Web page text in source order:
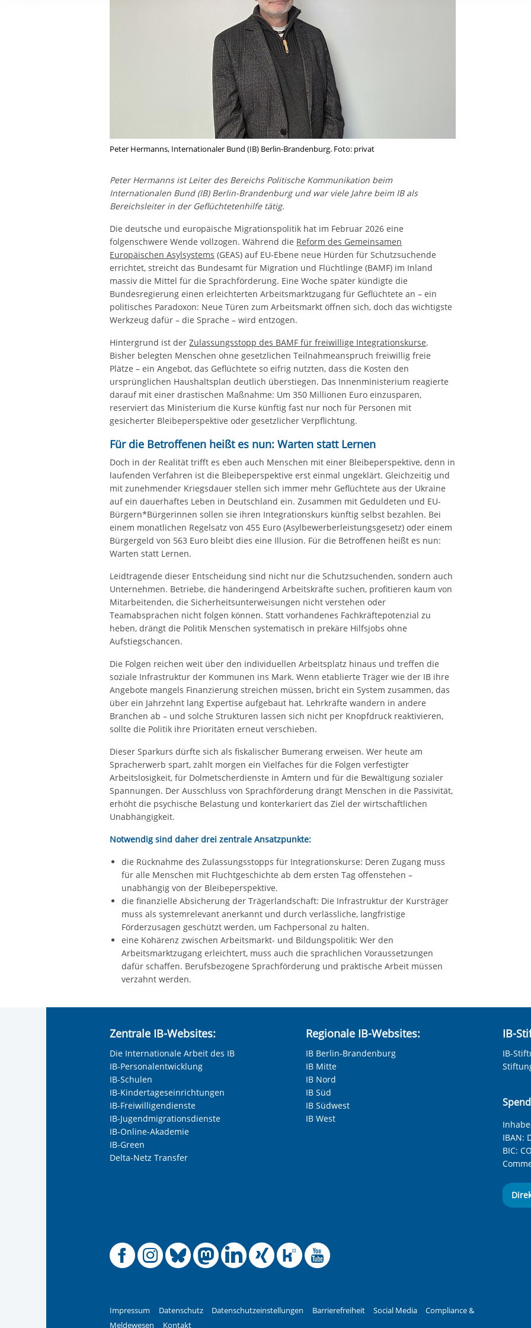
Ihre etwaige Einwilligung erstreckt sich nicht auf notwendige Cookies, die erforderlich zur
der von Ihnen aufgerufenen und somit gewünschten Website-Funktionen sind. Diese
aufgrund berechtigter Interessen und daher unabhängig von einer Einwilligung.
Peter Hermanns, Internationaler Bund (IB) Berlin-Brandenburg. Foto: privat
Peter Hermanns ist Leiter des Bereichs Politische Kommunikation beim
Internationalen Bund (IB) Berlin-Brandenburg und war viele Jahre beim IB als
Bereichsleiter in der Geflüchtetenhilfe tätig.
Die deutsche und europäische Migrationspolitik hat im Februar 2026 eine
folgenschwere Wende vollzogen. Während die Reform des Gemeinsamen
Europäischen Asylsystems (GEAS) auf EU-Ebene neue Hürden für Schutzsuchende
errichtet, streicht das Bundesamt für Migration und Flüchtlinge (BAMF) im Inland
massiv die Mittel für die Sprachförderung. Eine Woche später kündigte die
Bundesregierung einen erleichterten Arbeitsmarktzugang für Geflüchtete an – ein
politisches Paradoxon: Neue Türen zum Arbeitsmarkt öffnen sich, doch das wichtigste
Werkzeug dafür – die Sprache – wird entzogen.
Hintergrund ist derZulassungsstopp des BAMF für freiwillige Integrationskurse.
Bisher belegten Menschen ohne gesetzlichen Teilnahmeanspruch freiwillig freie
Plätze – ein Angebot, das Geflüchtete so eifrig nutzten, dass die Kosten den
ursprünglichen Haushaltsplan deutlich überstiegen. Das Innenministerium reagierte
darauf mit einer drastischen Maßnahme: Um 350 Millionen Euro einzusparen,
reserviert das Ministerium die Kurse künftig fast nur noch für Personen mit
gesicherter Bleibeperspektive oder gesetzlicher Verpflichtung.
Für die Betroffenen heißt es nun: Warten statt Lernen
Doch in der Realität trifft es eben auch Menschen mit einer Bleibeperspektive, denn in
laufenden Verfahren ist die Bleibeperspektive erst einmal ungeklärt. Gleichzeitig und
mit zunehmender Kriegsdauer stellen sich immer mehr Geflüchtete aus der Ukraine
auf ein dauerhaftes Leben in Deutschland ein. Zusammen mit Geduldeten und EU-
Bürgern*Bürgerinnen sollen sie ihren Integrationskurs künftig selbst bezahlen. Bei
einem monatlichen Regelsatz von 455 Euro (Asylbewerberleistungsgesetz) oder einem
Bürgergeld von 563 Euro bleibt dies eine Illusion. Für die Betroffenen heißt es nun:
Warten statt Lernen.
Leidtragende dieser Entscheidung sind nicht nur die Schutzsuchenden, sondern auch
Unternehmen. Betriebe, die händeringend Arbeitskräfte suchen, profitieren kaum von
Mitarbeitenden, die Sicherheitsunterweisungen nicht verstehen oder
Teamabsprachen nicht folgen können. Statt vorhandenes Fachkräftepotenzial zu
heben, drängt die Politik Menschen systematisch in prekäre Hilfsjobs ohne
Aufstiegschancen.
Die Folgen reichen weit über den individuellen Arbeitsplatz hinaus und treffen die
soziale Infrastruktur der Kommunen ins Mark. Wenn etablierte Träger wie der IB ihre
Angebote mangels Finanzierung streichen müssen, bricht ein System zusammen, das
über ein Jahrzehnt lang Expertise aufgebaut hat. Lehrkräfte wandern in andere
Branchen ab – und solche Strukturen lassen sich nicht per Knopfdruck reaktivieren,
sollte die Politik ihre Prioritäten erneut verschieben.
Dieser Sparkurs dürfte sich als fiskalischer Bumerang erweisen. Wer heute am
Spracherwerb spart, zahlt morgen ein Vielfaches für die Folgen verfestigter
Arbeitslosigkeit, für Dolmetscherdienste in Ämtern und für die Bewältigung sozialer
Spannungen. Der Ausschluss von Sprachförderung drängt Menschen in die Passivität,
erhöht die psychische Belastung und konterkariert das Ziel der wirtschaftlichen
Unabhängigkeit.
Notwendig sind daher drei zentrale Ansatzpunkte:
die Rücknahme des Zulassungsstopps für Integrationskurse: Deren Zugang muss
für alle Menschen mit Fluchtgeschichte ab dem ersten Tag offenstehen –
unabhängig von der Bleibeperspektive.
die finanzielle Absicherung der Trägerlandschaft: Die Infrastruktur der Kursträger
muss als systemrelevant anerkannt und durch verlässliche, langfristige
Förderzusagen geschützt werden, um Fachpersonal zu halten.
eine Kohärenz zwischen Arbeitsmarkt- und Bildungspolitik: Wer den
Arbeitsmarktzugang erleichtert, muss auch die sprachlichen Voraussetzungen
dafür schaffen. Berufsbezogene Sprachförderung und praktische Arbeit müssen
verzahnt werden.
Zentrale IB-Websites:
Die Internationale Arbeit des IB
IB-Personalentwicklung
IB-Schulen
IB-Kindertageseinrichtungen
IB-Freiwilligendienste
IB-Jugendmigrationsdienste
IB-Online-Akademie
IB-Green
Delta-Netz Transfer
Regionale IB-Websites:
IB Berlin-Brandenburg
IB Mitte
IB Nord
IB Süd
IB Südwest
IB West
IB-
IB-
IBAN:
BIC:
Offizielle Facebook-Seite des
Offizielle Instagram-Seite des
Offizielle BlueSky-Seite des
Offizielle Mastodon-
Offizielle LinkedIn-
Offizielle Xing-Seite
Offizielle Kununu-
Impressum Datenschutz Datenschutzeinstellungen Barrierefreiheit Social Media
Compliance &
Meldewesen
Kontakt